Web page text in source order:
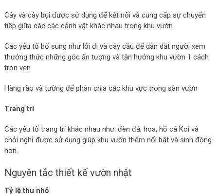
Cây và cây bụi được sử dụng để kết nối và cung cấp sự chuyển
tiếp giữa các các cảnh vật khác nhau trong khu vườn
Các yếu tố bổ sung như lối đi và cây cầu để dẫn dắt người xem
thưởng thức những góc ấn tượng và tận hưởng khu vườn 1 cách
trọn vẹn
Hàng rào và tường để phân chia các khu vực trong sân vườn
Trang trí
Các yếu tố trang trí khác nhau như: đèn đá, hoa, hồ cá Koi và
chỏi nghỉ được sử dụng giúp khu vườn thêm nổi bật và sinh động
hơn.
Nguyên tắc thiết kế vườn nhật
Tỷ lệ thu nhỏ